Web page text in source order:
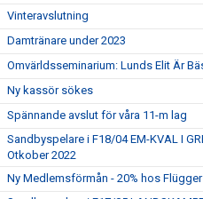
Vinteravslutning
Damtränare under 2023
Omvärldsseminarium: Lunds Elit Är
Ny kassör sökes
Spännande avslut för våra 11-m lag
Sandbyspelare i F18/04 EM-KVAL I
Otkober 2022
Ny Medlemsförmån - 20% hos